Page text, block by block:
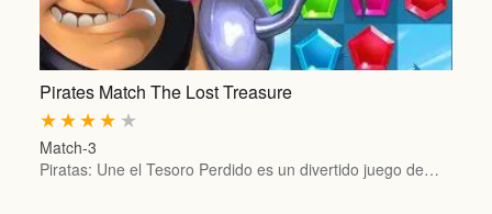
Pirates Match The Lost Treasure
★
★
★
★
★
Match-3
Piratas: Une el Tesoro Perdido es un divertido juego de…